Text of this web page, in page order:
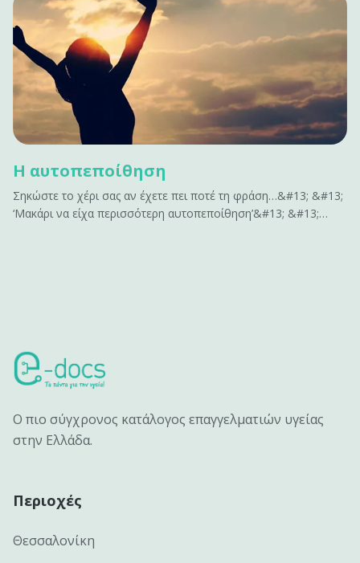
ανθρώπους αμυντικούς. Αν έχεις να&hellip;
Η αυτοπεποίθηση
Σηκώστε το χέρι σας αν έχετε πει ποτέ τη φράση…&#13; &#13;
‘Μακάρι να είχα περισσότερη αυτοπεποίθηση’&#13; &#13;
Ο πιο σύγχρονος κατάλογος επαγγελματιών υγείας
στην Ελλάδα.
Περιοχές
Θεσσαλονίκη